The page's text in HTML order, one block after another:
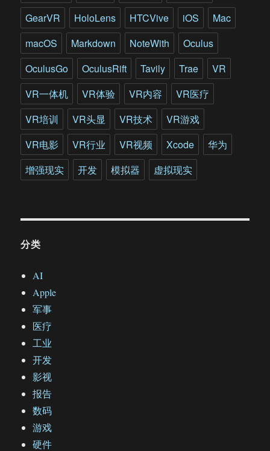
GearVR
HoloLens HTCVive iOS
Mac
macOS
Markdown NoteWith
Oculus
OculusGo
OculusRift Tavily Trae
VR
VR一体机
VR体验 VR内容
VR医疗
VR培训
VR头显 VR技术
VR游戏
VR电影
VR行业 VR视频 Xcode
华为
增强现实
开发 模拟器 虚拟现实
分类
AI
Apple
军事
医疗
工业
开发
影视
报告
数码
游戏
硬件